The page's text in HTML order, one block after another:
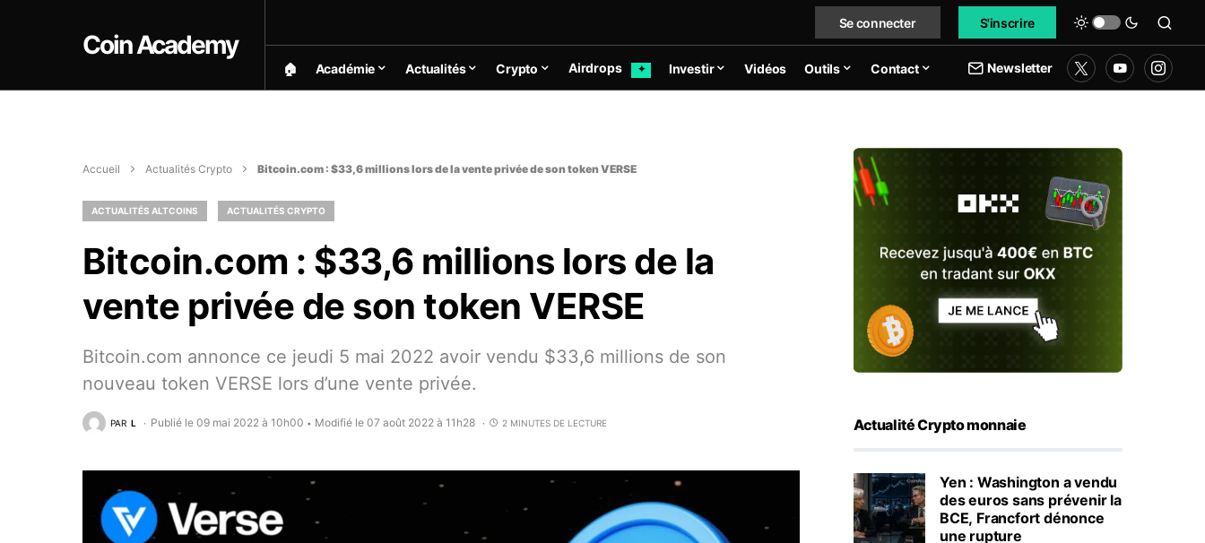
Coin Academy
Se connecter S'inscrire
🏠︎ Académie Actualités Crypto Airdrops ✦ Investir Vidéos Outils Contact Newsletter
Accueil Actualités Crypto Bitcoin.com : $33,6 millions lors de la vente privée de son token VERSE
ACTUALITÉS ALTCOINS ACTUALITÉS CRYPTO
Bitcoin.com : $33,6 millions lors de la
vente privée de son token VERSE
Bitcoin.com annonce ce jeudi 5 mai 2022 avoir vendu $33,6 millions de son
nouveau token VERSE lors d’une vente privée.
PAR L Publié le 09 mai 2022 à 10h00 • Modifié le 07 août 2022 à 11h28 2 MINUTES DE LECTURE Actualité Crypto monnaie
Yen : Washington a vendu
des euros sans prévenir la
BCE, Francfort dénonce
une rupture